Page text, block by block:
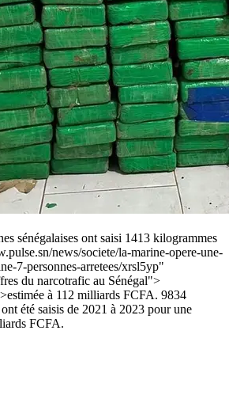
sénégalaises ont saisi 1413 kilogrammes
news/societe/la-marine-opere-une-
7-personnes-arretees/xrsl5yp"
du narcotrafic au Sénégal">
à 112 milliards FCFA. 9834
été saisis de 2021 à 2023 pour une
FCFA.